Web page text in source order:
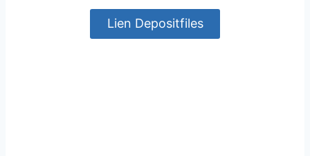
Lien Depositfiles